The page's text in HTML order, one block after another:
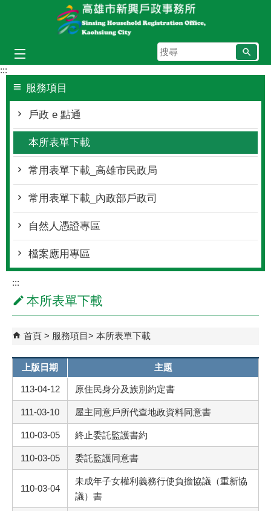
跳到主要內容區塊
搜
尋
:::
服務項目
戶政 e 點通
本所表單下載
常用表單下載_高雄市民政局
常用表單下載_內政部戶政司
自然人憑證專區
檔案應用專區
:::
本所表單下載
首頁 服務項目 本所表單下載
上版日期 主題
113-04-12 原住民身分及族別約定書
111-03-10 屋主同意戶所代查地政資料同意書
110-03-05 終止委託監護書約
110-03-05 委託監護同意書
110-03-04
未成年子女權利義務行使負擔協議（重新協
議）書